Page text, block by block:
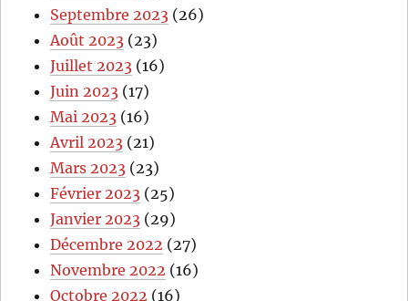
Septembre 2023 (26)
Août 2023 (23)
Juillet 2023 (16)
Juin 2023 (17)
Mai 2023 (16)
Avril 2023 (21)
Mars 2023 (23)
Février 2023 (25)
Janvier 2023 (29)
Décembre 2022 (27)
Novembre 2022 (16)
Octobre 2022 (16)